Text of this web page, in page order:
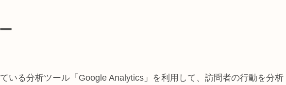
いる分析ツール「Google Analytics」を利用して、訪問者の行動を分析